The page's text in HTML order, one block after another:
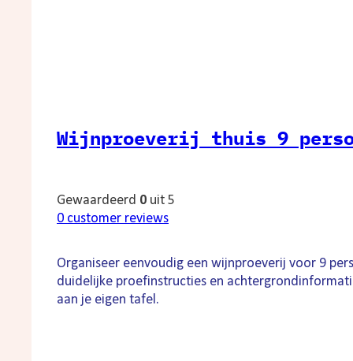
Wijnproeverij thuis 9
Gewaardeerd 0 uit 5
0 customer reviews
Organiseer eenvoudig een wijnproeverij voor 9
duidelijke proefinstructies en
aan je eigen tafel.